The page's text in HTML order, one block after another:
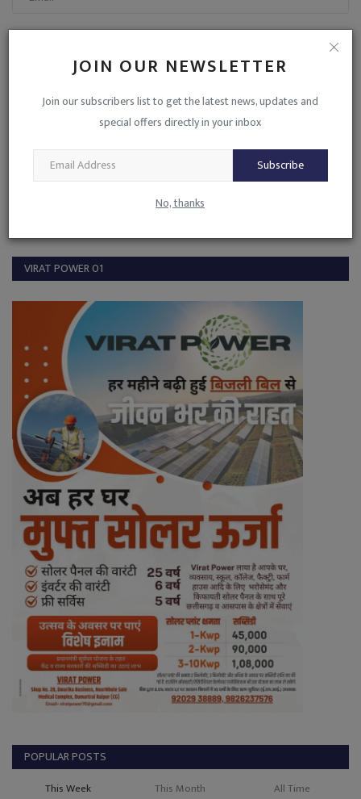
JOIN OUR NEWSLETTER
Join our subscribers list to get the latest news, updates and
special offers directly in your inbox
Subscribe
No, thanks
Comment
Post Comment
VIRAT POWER 01
POPULAR POSTS
This Week This Month All Time